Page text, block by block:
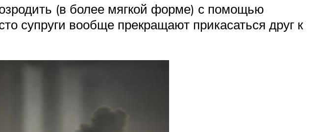
(в более мягкой форме) с помощью
супруги вообще прекращают прикасаться друг к